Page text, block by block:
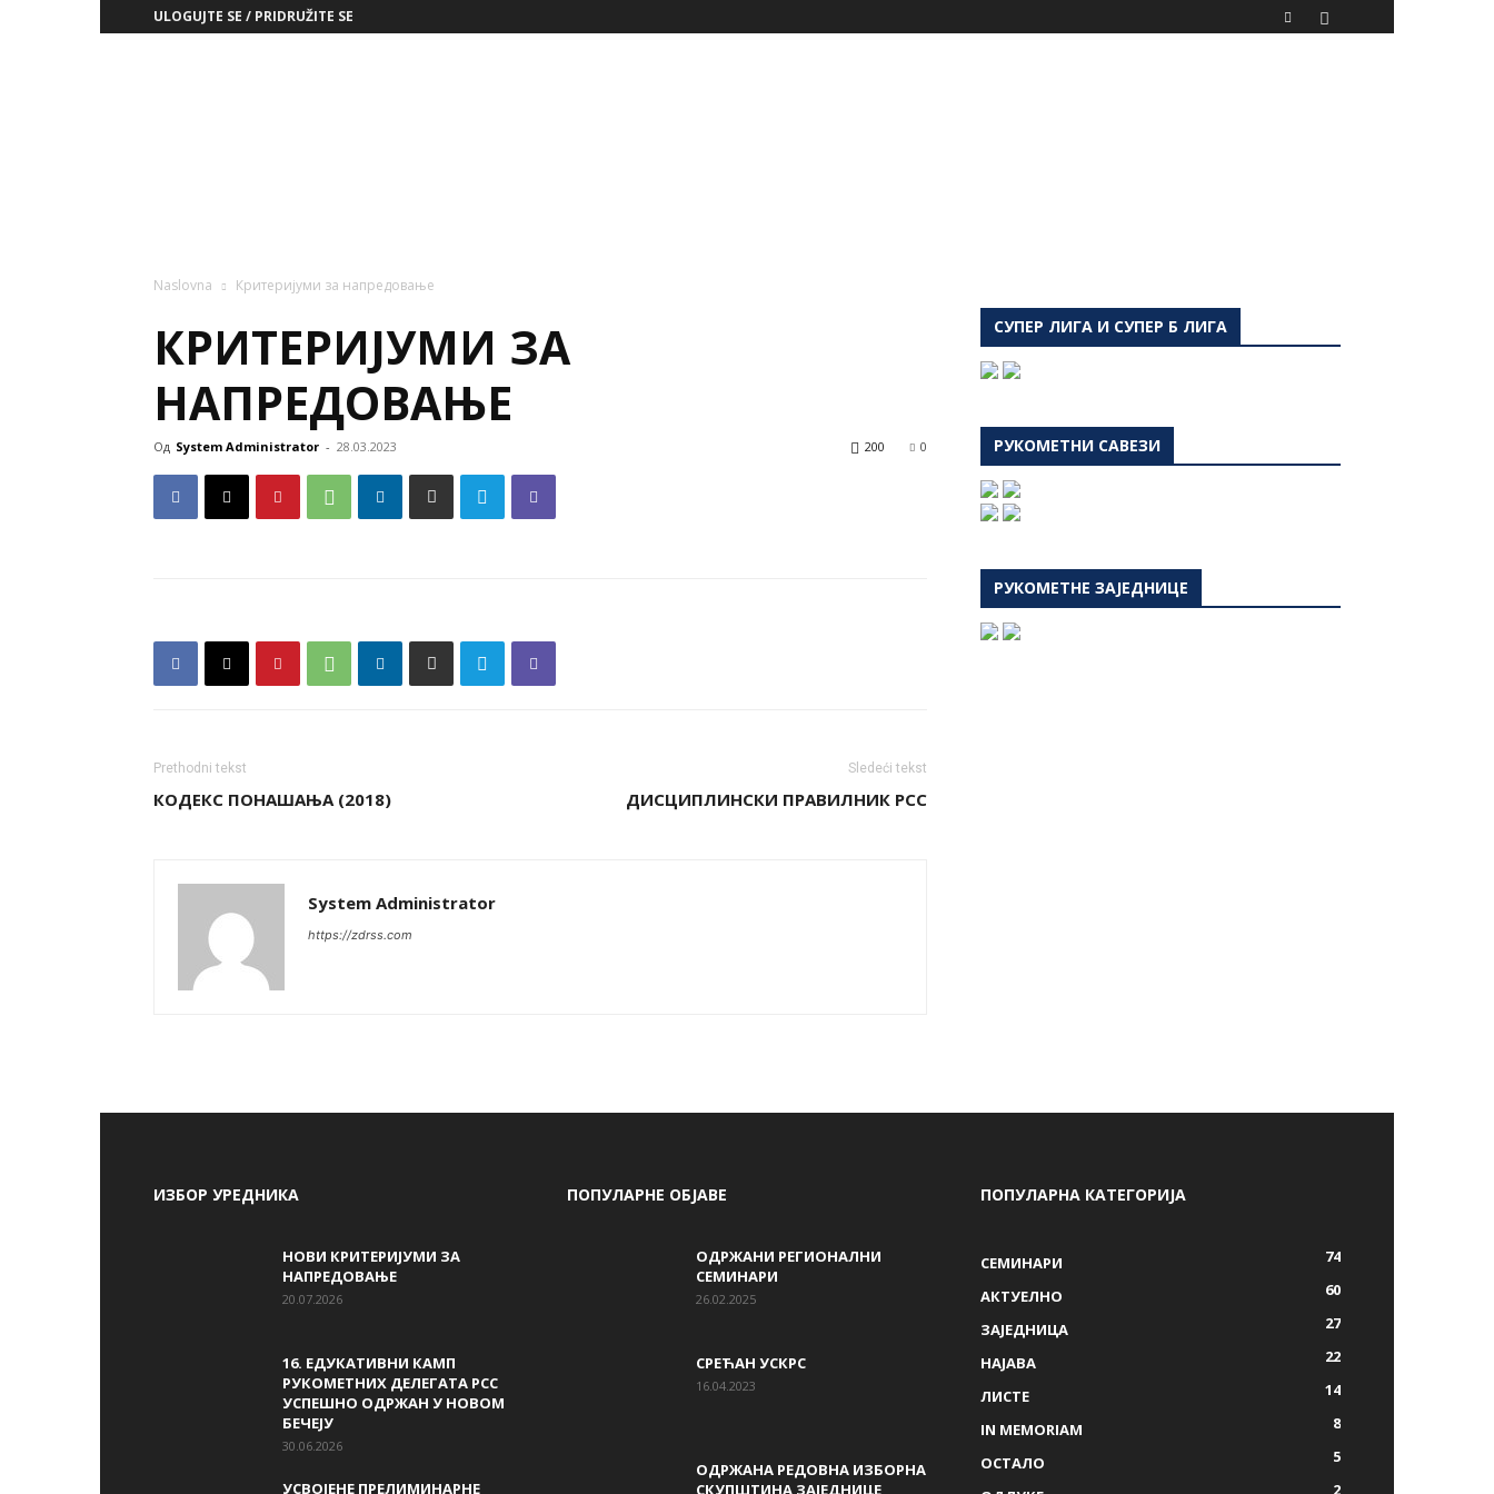
ULOGUJTE SE / PRIDRUŽITE SE
Naslovna Критеријуми за напредовање
КРИТЕРИЈУМИ ЗА
НАПРЕДОВАЊЕ
Од System Administrator - 28.03.2023 0
200
Prethodni tekst
КОДЕКС ПОНАШАЊА (2018)
Sledeći tekst
ДИСЦИПЛИНСКИ ПРАВИЛНИК РСС
System Administrator
https://zdrss.com
СУПЕР ЛИГА И СУПЕР Б ЛИГА
РУКОМЕТНИ САВЕЗИ
РУКОМЕТНЕ ЗАЈЕДНИЦЕ
ИЗБОР УРЕДНИКА
НОВИ КРИТЕРИЈУМИ ЗА
НАПРЕДОВАЊЕ
20.07.2026
16. ЕДУКАТИВНИ КАМП
РУКОМЕТНИХ ДЕЛЕГАТА РСС
УСПЕШНО ОДРЖАН У НОВОМ
БЕЧЕЈУ
30.06.2026
УСВОЈЕНЕ ПРЕЛИМИНАРНЕ
ПОПУЛАРНЕ ОБЈАВЕ
ОДРЖАНИ РЕГИОНАЛНИ
СЕМИНАРИ
26.02.2025
СРЕЋАН УСКРС
16.04.2023
ОДРЖАНА РЕДОВНА ИЗБОРНА
СКУПШТИНА ЗАЈЕДНИЦЕ
ПОПУЛАРНА КАТЕГОРИЈА
СЕМИНАРИ
74
AКТУЕЛНО
60
ЗАЈЕДНИЦА
27
НАЈАВА
22
ЛИСТЕ
14
IN MEMORIAM
8
ОСТАЛО
5
2